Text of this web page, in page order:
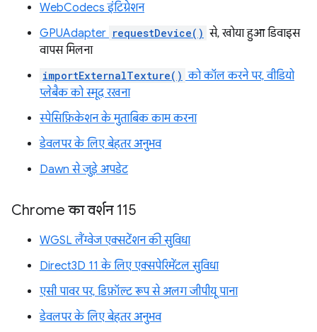
WebCodecs इंटिग्रेशन
GPUAdapter requestDevice() से, खोया हुआ डिवाइस
वापस मिलना
importExternalTexture() को कॉल करने पर, वीडियो
प्लेबैक को स्मूद रखना
स्पेसिफ़िकेशन के मुताबिक काम करना
डेवलपर के लिए बेहतर अनुभव
Dawn से जुड़े अपडेट
Chrome का वर्शन 115
WGSL लैंग्वेज एक्सटेंशन की सुविधा
Direct3D 11 के लिए एक्सपेरिमेंटल सुविधा
एसी पावर पर, डिफ़ॉल्ट रूप से अलग जीपीयू पाना
डेवलपर के लिए बेहतर अनुभव